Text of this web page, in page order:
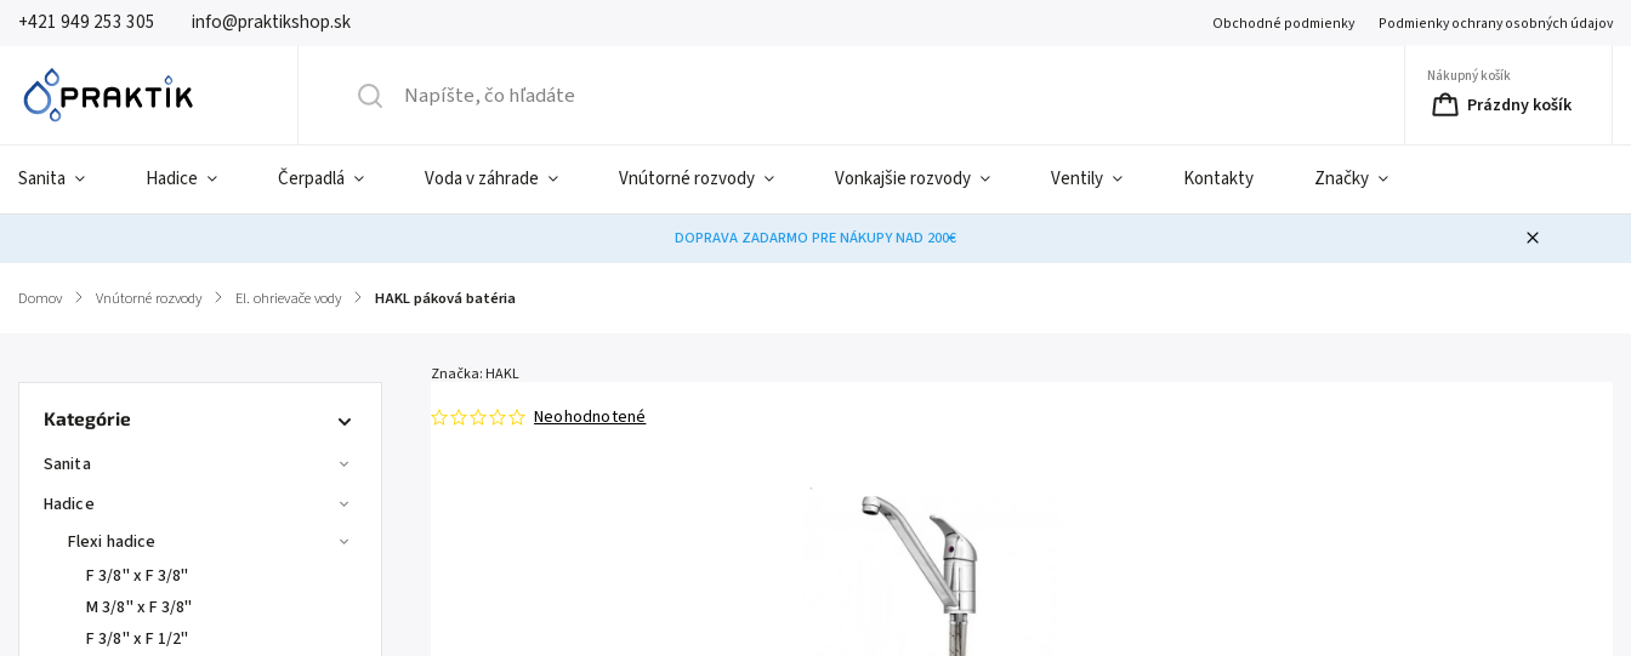
+421 949 253 305 info@praktikshop.sk Obchodné podmienky Podmienky ochrany osobných údajov
Nákupný košík
Prázdny košík
Sanita Hadice Čerpadlá Voda v záhrade Vnútorné rozvody Vonkajšie rozvody Ventily Kontakty Značky
DOPRAVA ZADARMO PRE NÁKUPY NAD 200€
Domov / Vnútorné rozvody / El. ohrievače vody / HAKL páková batéria
Kategórie
Sanita
Hadice
Flexi hadice
F 3/8" x F 3/8"
M 3/8" x F 3/8"
F 3/8" x F 1/2"
Neohodnotené
Značka: HAKL